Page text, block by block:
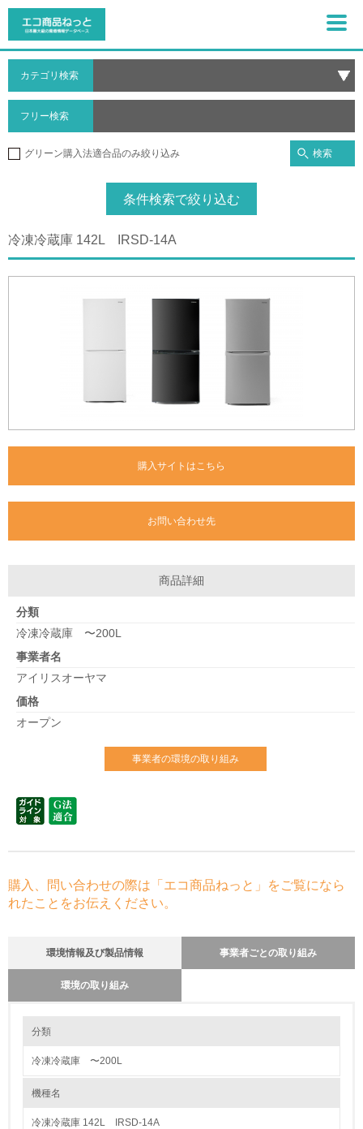
カテゴリ検索
フリー検索
グリーン購入法適合品のみ絞り込み 検索
条件検索で絞り込む
冷凍冷蔵庫 142L IRSD-14A
購入サイトはこちら
お問い合わせ先
商品詳細
分類
冷凍冷蔵庫 〜200L
事業者名
アイリスオーヤマ
価格
オープン
事業者の環境の取り組み
購入、問い合わせの際は「エコ商品ねっと」をご覧になら
れたことをお伝えください。
環境情報及び製品情報 事業者ごとの取り組み
環境の取り組み
1.環境取り組み体制
分類
冷凍冷蔵庫 〜200L
機種名
冷凍冷蔵庫 142L IRSD-14A